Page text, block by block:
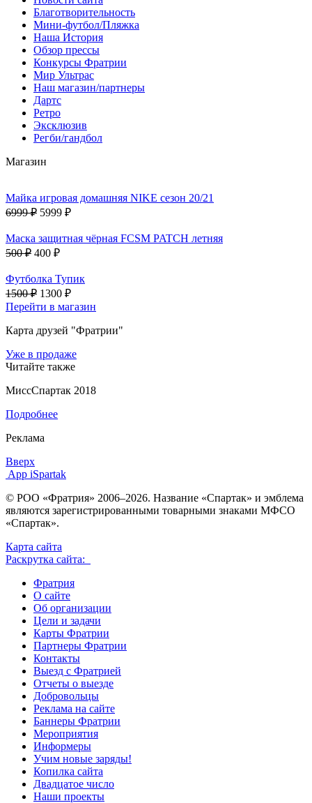
Благотворительность
Мини-футбол/Пляжка
Наша История
Обзор прессы
Конкурсы Фратрии
Мир Ультрас
Наш магазин/партнеры
Дартс
Ретро
Эксклюзив
Регби/гандбол
Магазин
Майка игровая домашняя NIKE сезон 20/21
6999 ₽ 5999 ₽
Маска защитная чёрная FCSM PATCH летняя
500 ₽ 400 ₽
Футболка Тупик
1500 ₽ 1300 ₽
Перейти в магазин
Карта друзей "Фратрии"
Уже в продаже
Читайте также
МиссСпартак 2018
Подробнее
Реклама
Вверх
App iSpartak
© РОО «Фратрия» 2006–2026. Название «Спартак» и эмблема
являются зарегистрированными товарными знаками МФСО
«Спартак».
Карта сайта
Раскрутка сайта:
Фратрия
О сайте
Об организации
Цели и задачи
Карты Фратрии
Партнеры Фратрии
Контакты
Выезд с Фратрией
Отчеты о выезде
Добровольцы
Реклама на сайте
Баннеры Фратрии
Мероприятия
Информеры
Учим новые заряды!
Копилка сайта
Двадцатое число
Наши проекты